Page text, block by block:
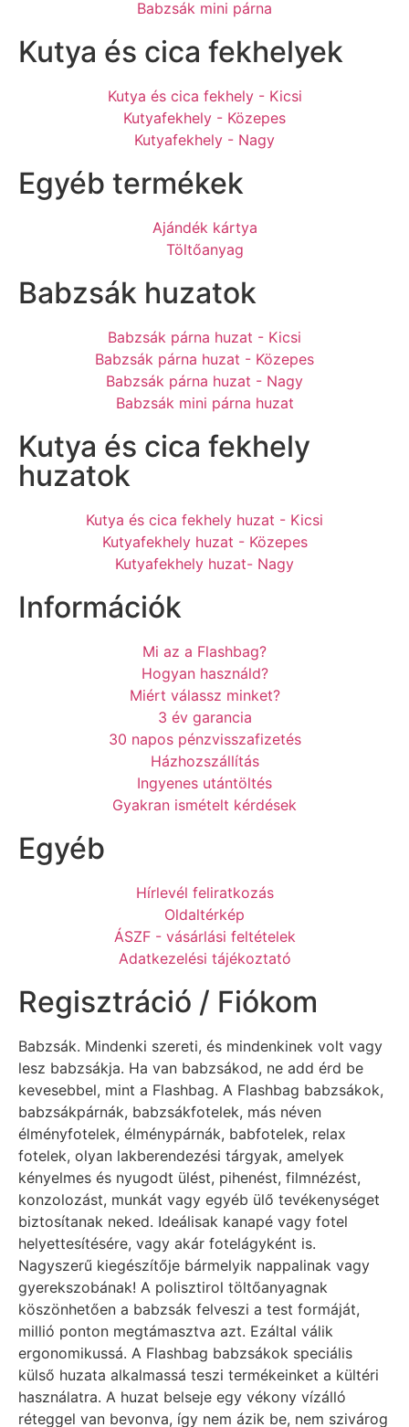
Babzsák mini párna
Kutya és cica fekhelyek
Kutya és cica fekhely - Kicsi
Kutyafekhely - Közepes
Kutyafekhely - Nagy
Egyéb termékek
Ajándék kártya
Töltőanyag
Babzsák huzatok
Babzsák párna huzat - Kicsi
Babzsák párna huzat - Közepes
Babzsák párna huzat - Nagy
Babzsák mini párna huzat
Kutya és cica fekhely
huzatok
Kutya és cica fekhely huzat - Kicsi
Kutyafekhely huzat - Közepes
Kutyafekhely huzat- Nagy
Információk
Mi az a Flashbag?
Hogyan használd?
Miért válassz minket?
3 év garancia
30 napos pénzvisszafizetés
Házhozszállítás
Ingyenes utántöltés
Gyakran ismételt kérdések
Egyéb
Hírlevél feliratkozás
Oldaltérkép
ÁSZF - vásárlási feltételek
Adatkezelési tájékoztató
Regisztráció / Fiókom
Babzsák. Mindenki szereti, és mindenkinek volt vagy
lesz babzsákja. Ha van babzsákod, ne add érd be
kevesebbel, mint a Flashbag. A Flashbag babzsákok,
babzsákpárnák, babzsákfotelek, más néven
élményfotelek, élménypárnák, babfotelek, relax
fotelek, olyan lakberendezési tárgyak, amelyek
kényelmes és nyugodt ülést, pihenést, filmnézést,
konzolozást, munkát vagy egyéb ülő tevékenységet
biztosítanak neked. Ideálisak kanapé vagy fotel
helyettesítésére, vagy akár fotelágyként is.
Nagyszerű kiegészítője bármelyik nappalinak vagy
gyerekszobának! A polisztirol töltőanyagnak
köszönhetően a babzsák felveszi a test formáját,
millió ponton megtámasztva azt. Ezáltal válik
ergonomikussá. A Flashbag babzsákok speciális
külső huzata alkalmassá teszi termékeinket a kültéri
használatra. A huzat belseje egy vékony vízálló
réteggel van bevonva, így nem ázik be, nem szivárog